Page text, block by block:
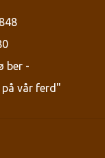
ber -
vår ferd"